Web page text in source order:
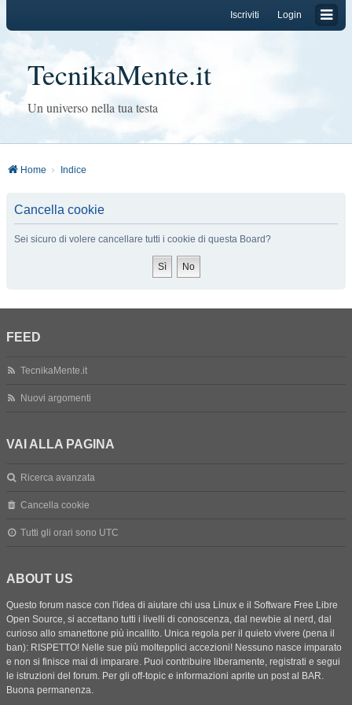
Login
Iscriviti
TecnikaMente.it
Un universo nella tua testa
Home Indice
Cancella cookie
Sei sicuro di volere cancellare tutti i cookie di questa Board?
FEED
TecnikaMente.it
Nuovi argomenti
VAI ALLA PAGINA
Ricerca avanzata
Cancella cookie
Tutti gli orari sono UTC
ABOUT US
Questo forum nasce con l'idea di aiutare chi usa Linux e il Software Free Libre
Open Source, si accettano tutti i livelli di conoscenza, dal newbie al nerd, dal
curioso allo smanettone più incallito. Unica regola per il quieto vivere (pena il
ban): RISPETTO! Nelle sue più moltepplici accezioni! Nessuno nasce imparato
e non si finisce mai di imparare. Puoi contribuire liberamente, registrati e segui
le istruzioni del forum. Per gli off-topic e informazioni aprite un post al BAR.
Buona permanenza.